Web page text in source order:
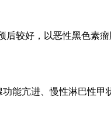
较好，以恶性黑色素
能亢进、慢性淋巴性甲